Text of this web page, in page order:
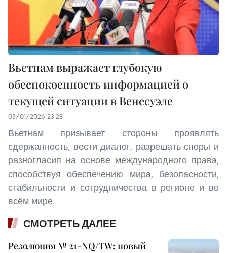
Вьетнам выражает глубокую
обеспокоенность информацией о
текущей ситуации в Венесуэле
03/01/2026 23:28
Вьетнам призывает стороны проявлять
сдержанность, вести диалог, разрешать споры и
разногласия на основе международного права,
способствуя обеспечению мира, безопасности,
стабильности и сотрудничества в регионе и во
всём мире.
СМОТРЕТЬ ДАЛЕЕ
Резолюция № 21-NQ/TW: новый